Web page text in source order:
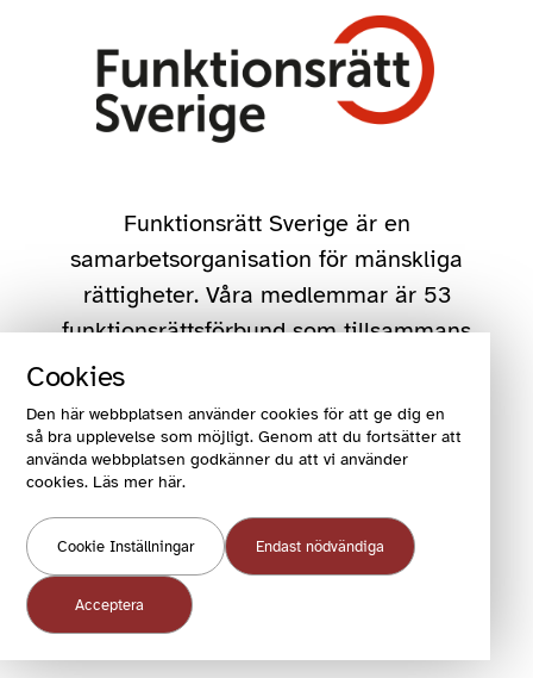
Cookies
Den här webbplatsen använder cookies för att ge dig en
så bra upplevelse som möjligt. Genom att du fortsätter att
använda webbplatsen godkänner du att vi använder
cookies. Läs mer här.
Cookie Inställningar Endast nödvändiga
Acceptera
Funktionsrätt Sverige är en
samarbetsorganisation för mänskliga
rättigheter. Våra medlemmar är 53
funktionsrättsförbund som tillsammans
representerar drygt 400 000
människor.
Hitta direkt